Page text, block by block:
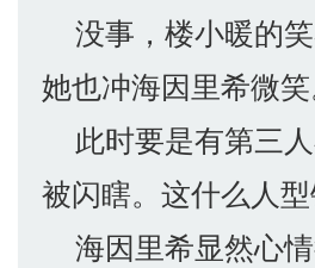
没事，楼小暖的笑
她也冲海因里希微笑
此时要是有第三
被闪瞎。这什么人型
海因里希显然心情